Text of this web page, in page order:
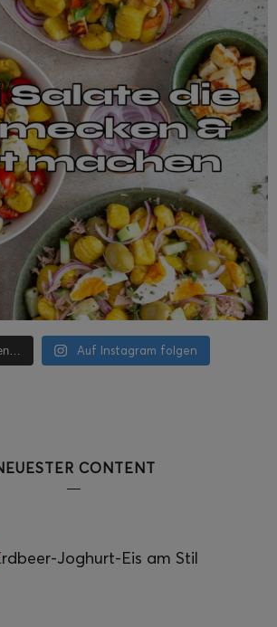
Auf Instagram folgen
CONTENT
Joghurt-Eis am Stil